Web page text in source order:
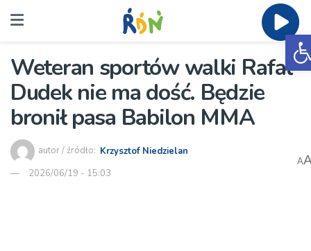
Weteran sportów walki Rafał
Dudek nie ma dość. Będzie
bronił pasa Babilon MMA
autor / źródło: Krzysztof Niedzielan
2026/06/19 - 15:03
A